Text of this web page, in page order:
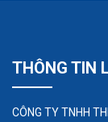
Khách hàng
phẩm máy
THÔNG TIN
CÔNG TY TNHH